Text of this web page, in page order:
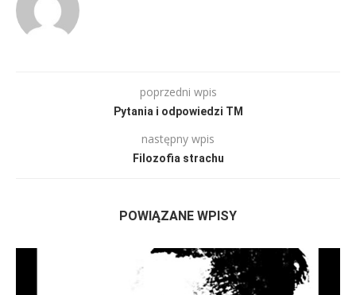
poprzedni wpis
Pytania i odpowiedzi TM
następny wpis
Filozofia strachu
POWIĄZANE WPISY